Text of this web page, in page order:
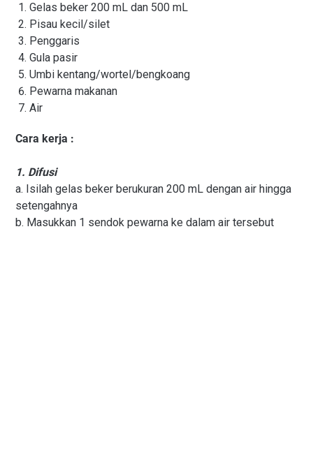
Gelas beker 200 mL dan 500 mL
Pisau kecil/silet
Penggaris
Gula pasir
Umbi kentang/wortel/bengkoang
Pewarna makanan
Air
Cara kerja :
1. Difusi
a. Isilah gelas beker berukuran 200 mL dengan air hingga
setengahnya
b. Masukkan 1 sendok pewarna ke dalam air tersebut